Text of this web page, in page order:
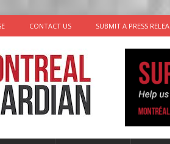
CONTACT US SUBMIT A PRESS